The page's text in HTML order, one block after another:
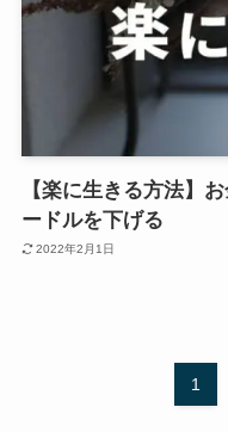
【楽に生きる方法】
ードルを下げる
2022年2月1日
1